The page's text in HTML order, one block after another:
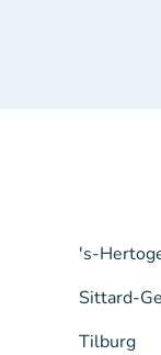
's-
Sittard-
Tilburg